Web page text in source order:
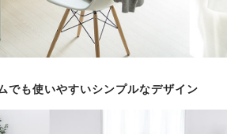
でも使いやすいシンプルなデザイン